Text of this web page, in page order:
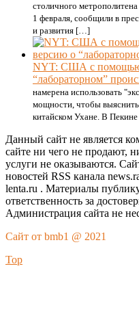
столичного
1 февраля, сообщили в
и развития […]
NYT: США с помощью
“лабораторном”
намерена использовать
мощности, чтобы
китайском Ухане. В
Данный сайт не является
сайте ни чего не продают,
услуги не оказываются.
новостей RSS канала
lenta.ru . Материалы
ответственность за
Администрация сайта не
Сайт от bmb1 @ 2021
Top